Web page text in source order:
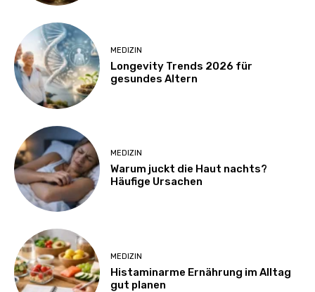
MEDIZIN
Longevity Trends 2026 für
gesundes Altern
MEDIZIN
Warum juckt die Haut nachts?
Häufige Ursachen
MEDIZIN
Histaminarme Ernährung im Alltag
gut planen